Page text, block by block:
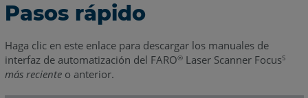
Pasos rápido
Haga clic en este enlace para descargar los manuales de
interfaz de automatización del FARO®Laser Scanner FocusS
más recienteo anterior.